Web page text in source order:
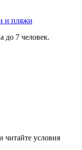
и пляжи
до 7 человек.
читайте условия